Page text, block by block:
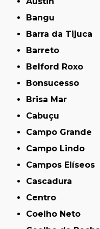
Bangu
Barra da Tijuca
Barreto
Belford Roxo
Bonsucesso
Brisa Mar
Cabuçu
Campo Grande
Campo Lindo
Campos Elíseos
Cascadura
Centro
Coelho Neto